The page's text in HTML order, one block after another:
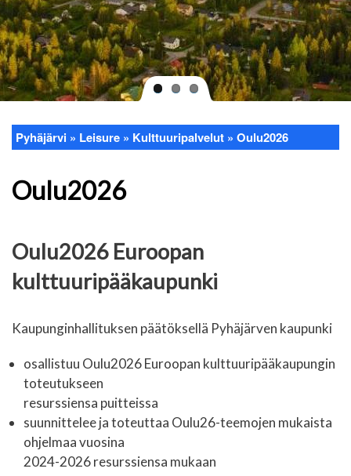
Breadcrumb
Pyhäjärvi Leisure Kulttuuripalvelut Oulu2026
Oulu2026
Oulu2026 Euroopan
kulttuuripääkaupunki
Kaupunginhallituksen päätöksellä Pyhäjärven kaupunki
osallistuu Oulu2026 Euroopan kulttuuripääkaupungin
toteutukseen
resurssiensa puitteissa
suunnittelee ja toteuttaa Oulu26-teemojen mukaista
ohjelmaa vuosina
2024-2026 resurssiensa mukaan